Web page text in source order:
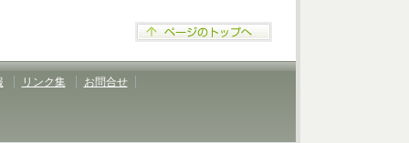
リンク集 お問合せ